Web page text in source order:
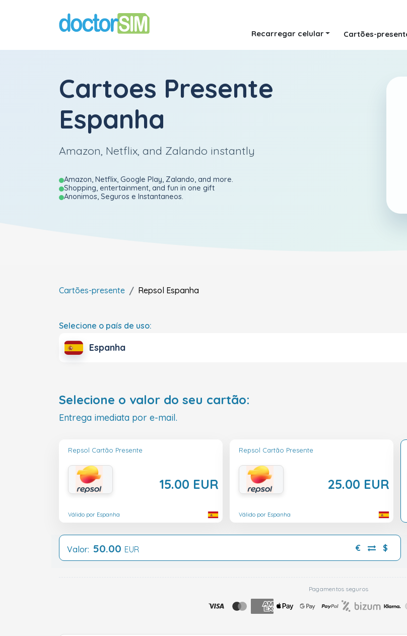
Recarregar celular Cartões-
Cartoes Presente
Espanha
Amazon, Netflix, and Zalando instantly
Amazon, Netflix, Google Play, Zalando, and more.
Shopping, entertainment, and fun in one gift
Anonimos, Seguros e Instantaneos.
Cartões-presente Repsol Espanha
Selecione o país de uso:
Espanha
Selecione o valor do seu cartão:
Entrega imediata por e-mail.
Repsol Cartão Presente
15.00 EUR
Válido por Espanha
Repsol Cartão Presente
25.00 EUR
Válido por Espanha
Valor: 50.00 EUR € $
Pagamentos seguros